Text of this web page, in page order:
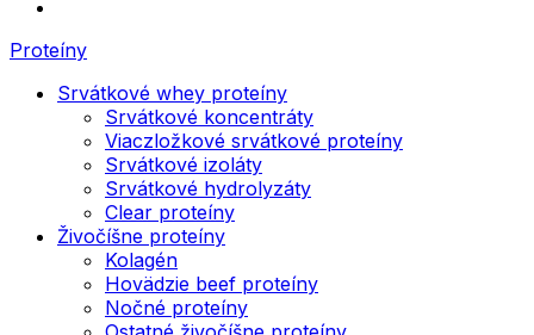
Proteíny
Srvátkové whey proteíny
Srvátkové koncentráty
Viaczložkové srvátkové proteíny
Srvátkové izoláty
Srvátkové hydrolyzáty
Clear proteíny
Živočíšne proteíny
Kolagén
Hovädzie beef proteíny
Nočné proteíny